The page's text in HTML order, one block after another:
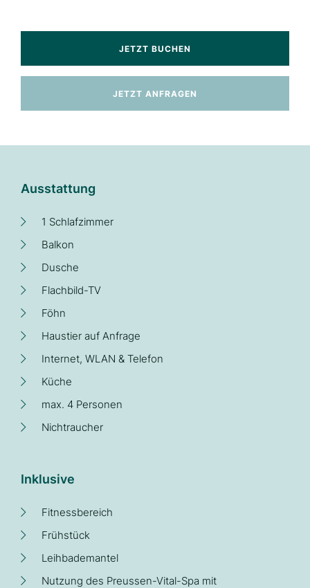
JETZT BUCHEN
JETZT ANFRAGEN
Ausstattung
1 Schlafzimmer
Balkon
Dusche
Flachbild-TV
Föhn
Haustier auf Anfrage
Internet, WLAN & Telefon
Küche
max. 4 Personen
Nichtraucher
Inklusive
Fitnessbereich
Frühstück
Leihbademantel
Nutzung des Preussen-Vital-Spa mit